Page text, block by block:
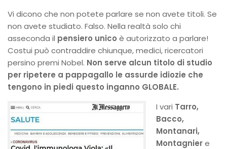
Vi dicono che non potete parlare se non avete titoli. Se
non avete studiato. Falso. Nella realtà solo chi
asseconda il pensiero unico è autorizzato a parlare!
Costui può contraddire chiunque, medici, ricercatori
persino premi Nobel. Non serve alcun titolo di studio
per ripetere a pappagallo le assurde idiozie che
tengono in piedi questo inganno GLOBALE.
I vari Tarro,
Bacco,
Montanari,
Montagniere